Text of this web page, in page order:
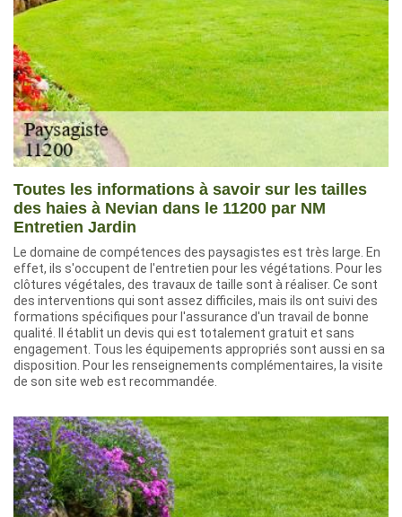
Toutes les informations à savoir sur les tailles
des haies à Nevian dans le 11200 par NM
Entretien Jardin
Le domaine de compétences des paysagistes est très large. En
effet, ils s'occupent de l'entretien pour les végétations. Pour les
clôtures végétales, des travaux de taille sont à réaliser. Ce sont
des interventions qui sont assez difficiles, mais ils ont suivi des
formations spécifiques pour l'assurance d'un travail de bonne
qualité. Il établit un devis qui est totalement gratuit et sans
engagement. Tous les équipements appropriés sont aussi en sa
disposition. Pour les renseignements complémentaires, la visite
de son site web est recommandée.